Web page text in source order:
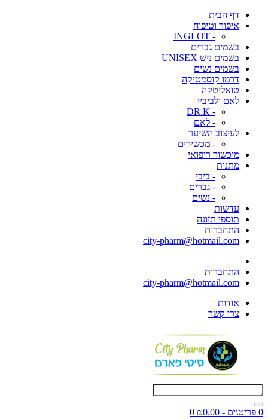
דף הבית
איפור וטיפוח
- INGLOT
בשמים גברים
בשמים ניש UNISEX
בשמים נשים
דרמו קוסמטיקה
טואליטקה
לאם ולביביי
- DR.K
- לאם
לעיצוב השיער
- מכשירים
מיכשור ריפואי
מתנות
- ביבי
- גברים
- נשים
עדשות
תוספי תזונה
התחברות
city-pharm@hotmail.com
התחברות
city-pharm@hotmail.com
אודות
צרו קשר
0 פריט\ים - ₪0.00
0